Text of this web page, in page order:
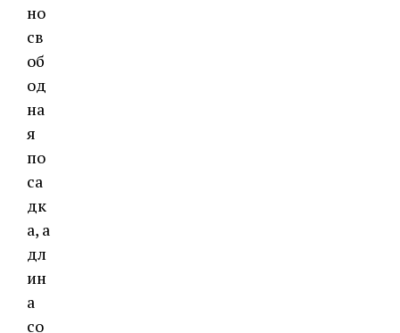
но
св
об
од
на
я
по
са
дк
а, а
дл
ин
а
со